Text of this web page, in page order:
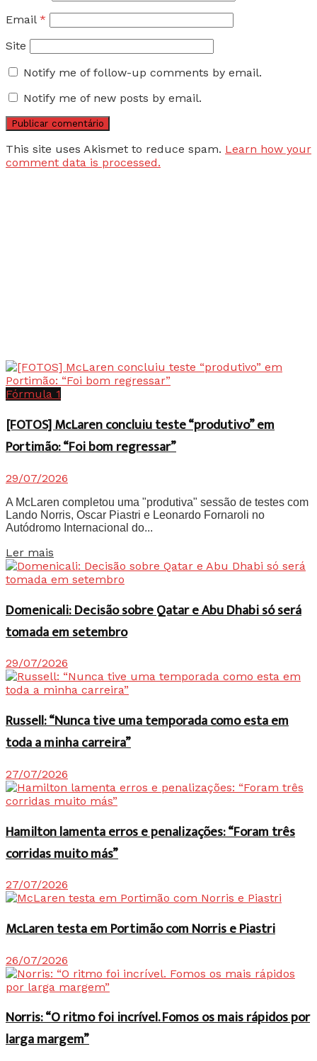
Email *
Site
Notify me of follow-up comments by email.
Notify me of new posts by email.
This site uses Akismet to reduce spam. Learn how your
comment data is processed.
Fórmula 1
[FOTOS] McLaren concluiu teste “produtivo” em
Portimão: “Foi bom regressar”
29/07/2026
A McLaren completou uma "produtiva" sessão de testes com
Lando Norris, Oscar Piastri e Leonardo Fornaroli no
Autódromo Internacional do...
Ler mais
Domenicali: Decisão sobre Qatar e Abu Dhabi só será
tomada em setembro
29/07/2026
Russell: “Nunca tive uma temporada como esta em
toda a minha carreira”
27/07/2026
Hamilton lamenta erros e penalizações: “Foram três
corridas muito más”
27/07/2026
McLaren testa em Portimão com Norris e Piastri
26/07/2026
Norris: “O ritmo foi incrível. Fomos os mais rápidos por
larga margem”